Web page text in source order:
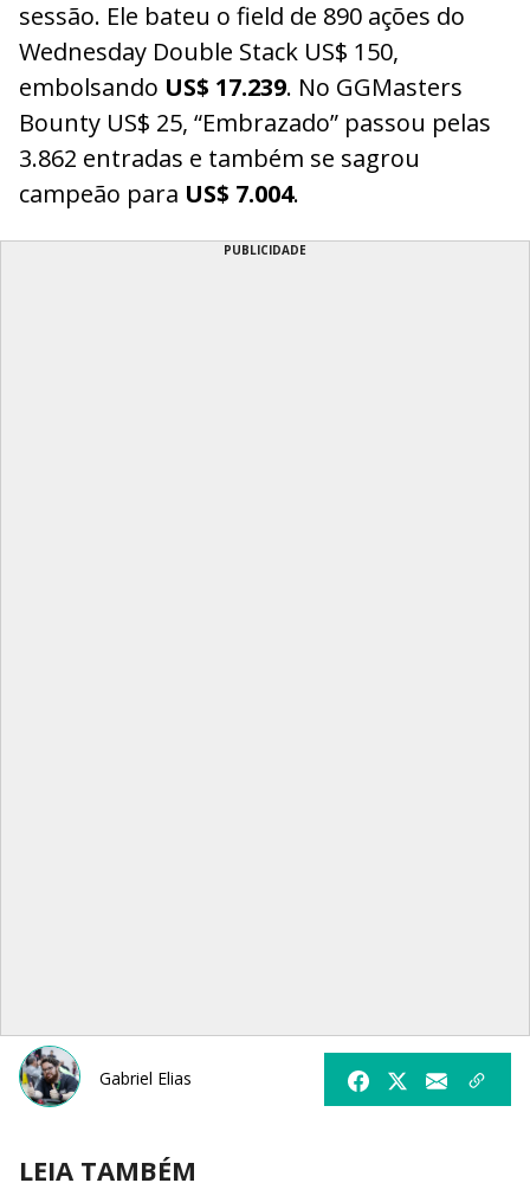
sessão. Ele bateu o field de 890 ações do
Wednesday Double Stack US$ 150,
embolsando US$ 17.239. No GGMasters
Bounty US$ 25, “Embrazado” passou pelas
3.862 entradas e também se sagrou
campeão para US$ 7.004.
PUBLICIDADE
Gabriel Elias
LEIA TAMBÉM